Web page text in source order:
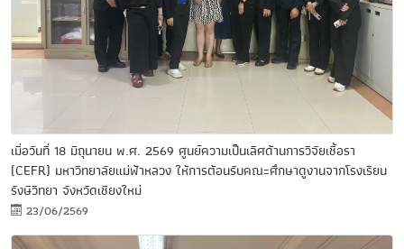
เมื่อวันที่ 18 มิถุนายน พ.ศ. 2569 ศูนย์ความเป็นเลิศด้านการวิจัยเชื้อรา
(CEFR) มหาวิทยาลัยแม่ฟ้าหลวง ให้การต้อนรับคณะศึกษาดูงานจากโรงเรียน
รังษีวิทยา จังหวัดเชียงใหม่
23/06/2569